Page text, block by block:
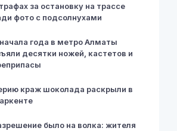
за остановку на трассе
фото с подсолнухами
года в метро Алматы
десятки ножей, кастетов и
краж шоколада раскрыли в
было на волка: жителя